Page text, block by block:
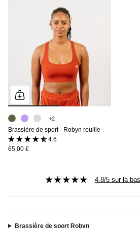
+2
Brassière de sport - Robyn rouille
4.6 (14 avis)
65,00 €
4.8/5 sur la
Brassière de sport Robyn